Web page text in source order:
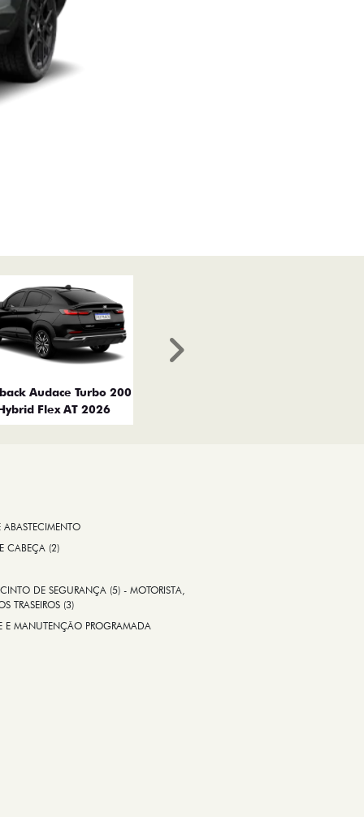
Audace Turbo 200
Flex AT 2026
Próximo
ABASTECIMENTO
CABEÇA (2)
DE SEGURANÇA (5) - MOTORISTA,
TRASEIROS (3)
E MANUTENÇÃO PROGRAMADA